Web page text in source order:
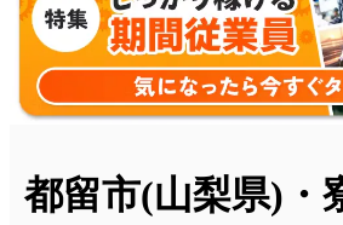
都留市(山梨県)・